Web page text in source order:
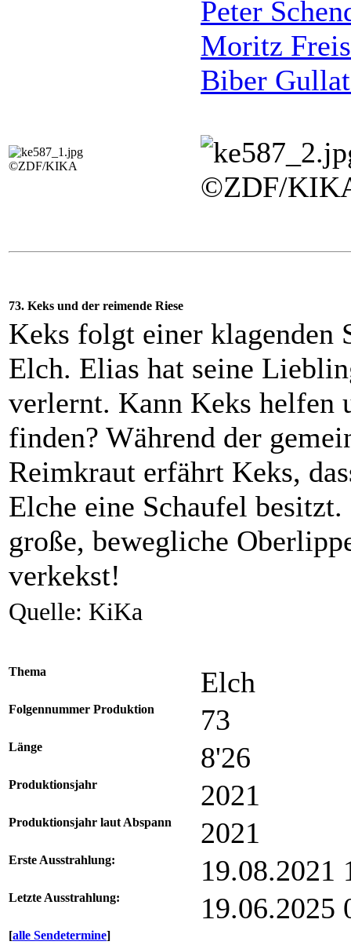
Peter
Moritz
Biber
©ZDF/KIKA
©ZDF/
73. Keks und der reimende Riese
Keks folgt einer klagenden
Elch. Elias hat seine
verlernt. Kann Keks
finden? Während der
Reimkraut erfährt Keks,
Elche eine Schaufel
große, bewegliche
verkekst!
Quelle: KiKa
Thema Elch
Folgennummer Produktion 73
Länge 8'26
Produktionsjahr 2021
Produktionsjahr laut Abspann 2021
Erste Ausstrahlung:
Letzte Ausstrahlung:
[alle Sendetermine]